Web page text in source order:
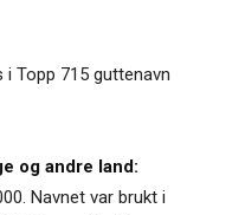
i Topp 715 guttenavn
og andre land:
Navnet var brukt i